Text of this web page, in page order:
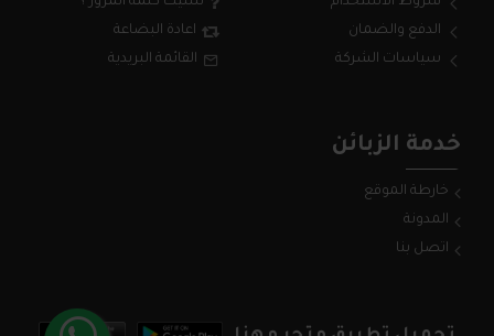
الدفع والضمان
سياسات الشركة
اعادة البضاعة
القائمة البريدية
خدمة الزبائن
خارطة الموقع
المدونة
اتصل بنا